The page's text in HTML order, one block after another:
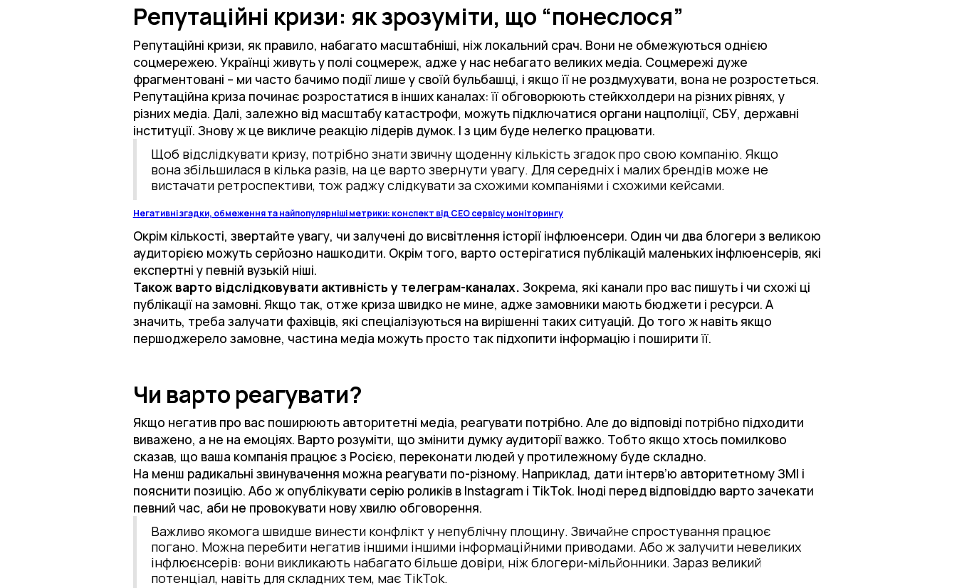
Репутаційні кризи: як зрозуміти, що “понеслося”
Репутаційні кризи, як правило, набагато масштабніші, ніж локальний срач. Вони не обмежуються однією
соцмережею. Українці живуть у полі соцмереж, адже у нас небагато великих медіа. Соцмережі дуже
фрагментовані – ми часто бачимо події лише у своїй бульбашці, і якщо її не роздмухувати, вона не розростеться.
Репутаційна криза починає розростатися в інших каналах: її обговорюють стейкхолдери на різних рівнях, у
різних медіа. Далі, залежно від масштабу катастрофи, можуть підключатися органи нацполіції, СБУ, державні
інституції. Знову ж це викличе реакцію лідерів думок. І з цим буде нелегко працювати.
Щоб відслідкувати кризу, потрібно знати звичну щоденну кількість згадок про свою компанію. Якщо
вона збільшилася в кілька разів, на це варто звернути увагу. Для середніх і малих брендів може не
вистачати ретроспективи, тож раджу слідкувати за схожими компаніями і схожими кейсами.
Негативні згадки, обмеження та найпопулярніші метрики: конспект від CEО сервісу моніторингу
Окрім кількості, звертайте увагу, чи залучені до висвітлення історії інфлюенсери. Один чи два блогери з великою
аудиторією можуть серйозно нашкодити. Окрім того, варто остерігатися публікацій маленьких інфлюенсерів, які
експертні у певній вузькій ніші.
Також варто відслідковувати активність у телеграм-каналах. Зокрема, які канали про вас пишуть і чи схожі ці
публікації на замовні. Якщо так, отже криза швидко не мине, адже замовники мають бюджети і ресурси. А
значить, треба залучати фахівців, які спеціалізуються на вирішенні таких ситуацій. До того ж навіть якщо
першоджерело замовне, частина медіа можуть просто так підхопити інформацію і поширити її.
Чи варто реагувати?
Якщо негатив про вас поширюють авторитетні медіа, реагувати потрібно. Але до відповіді потрібно підходити
виважено, а не на емоціях. Варто розуміти, що змінити думку аудиторії важко. Тобто якщо хтось помилково
сказав, що ваша компанія працює з Росією, переконати людей у протилежному буде складно.
На менш радикальні звинувачення можна реагувати по-різному. Наприклад, дати інтерв’ю авторитетному ЗМІ і
пояснити позицію. Або ж опублікувати серію роликів в Instagram і TikTok. Іноді перед відповіддю варто зачекати
певний час, аби не провокувати нову хвилю обговорення.
Важливо якомога швидше винести конфлікт у непублічну площину. Звичайне спростування працює
погано. Можна перебити негатив іншими іншими інформаційними приводами. Або ж залучити невеликих
інфлюєнсерів: вони викликають набагато більше довіри, ніж блогери-мільйонники. Зараз великий
потенціал, навіть для складних тем, має TikTok.